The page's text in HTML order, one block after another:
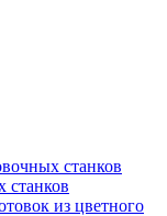
станков
из цветного